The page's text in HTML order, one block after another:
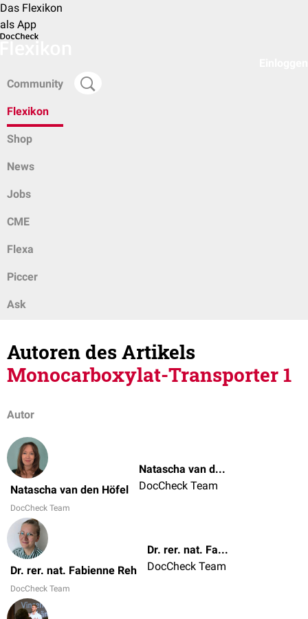
Das Flexikon
als App
Community
Flexikon
Shop
News
Jobs
CME
Flexa
Piccer
Ask
Autoren des Artikels
Monocarboxylat-Transporter 1
Autor
Natascha van den Höfel
DocCheck Team
Natascha van den Höfel
DocCheck Team
Dr. rer. nat. Fabienne Reh
DocCheck Team
Dr. rer. nat. Fabienne Reh
DocCheck Team